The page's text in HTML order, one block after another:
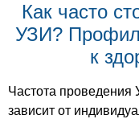
Как часто
УЗИ?
к
Частота
зависит от